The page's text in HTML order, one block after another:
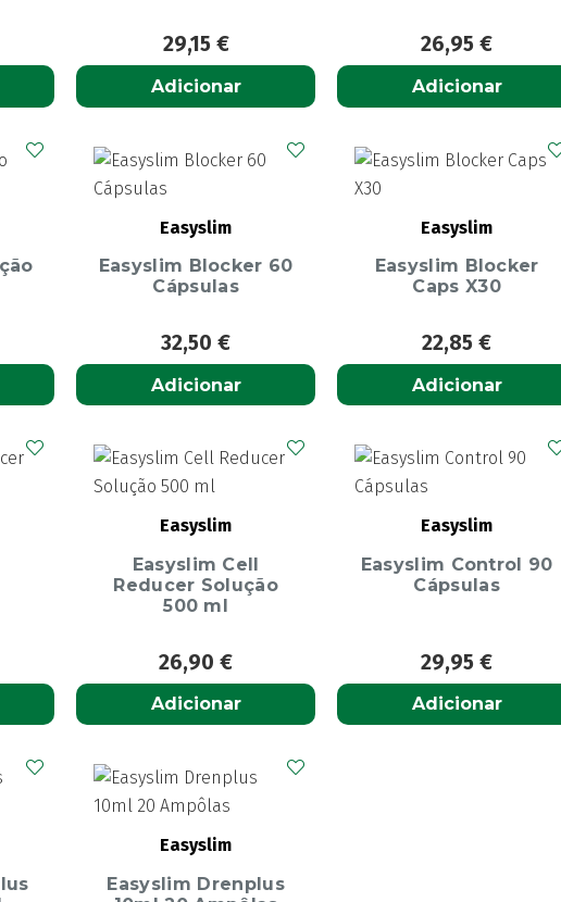
29,15 €
Adicionar
26,95€
Adicionar
Easyslim
Easyslim Blocker 60
Cápsulas
32,50€
Adicionar
Easyslim
Easyslim Blocker
Caps X30
22,85€
Adicionar
Easyslim
Easyslim Cell
Reducer Solução
500 ml
26,90€
Adicionar
Easyslim
Easyslim Control 90
Cápsulas
29,95€
Adicionar
Easyslim
Easyslim Drenplus